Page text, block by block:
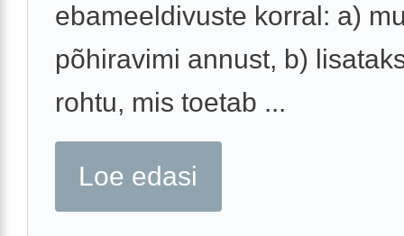
ebameeldivuste korral: a)
põhiravimi annust, b)
rohtu, mis toetab ...
Loe edasi